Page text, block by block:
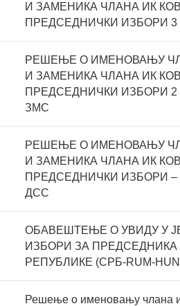
И ЗАМЕНИКА ЧЛАНА ИК
ПРЕДСЕДНИЧКИ ИЗБОРИ 3
РЕШЕЊЕ О ИМЕНОВАЊУ
И ЗАМЕНИКА ЧЛАНА ИК
ПРЕДСЕДНИЧКИ ИЗБОРИ 2
ЗМС
РЕШЕЊЕ О ИМЕНОВАЊУ
И ЗАМЕНИКА ЧЛАНА ИК
ПРЕДСЕДНИЧКИ ИЗБОРИ –
ДСС
ОБАВЕШТЕЊЕ О УВИДУ У
ИЗБОРИ ЗА ПРЕДСЕДНИКА
РЕПУБЛИКЕ (СРБ-RUM-
Решење о именовању члана